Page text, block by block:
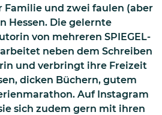
und zwei faulen (aber
Hessen. Die gelernte
von mehreren SPIEGEL-
neben dem Schreiben
und verbringt ihre Freizeit
dicken Büchern, gutem
Auf Instagram
sich zudem gern mit ihren